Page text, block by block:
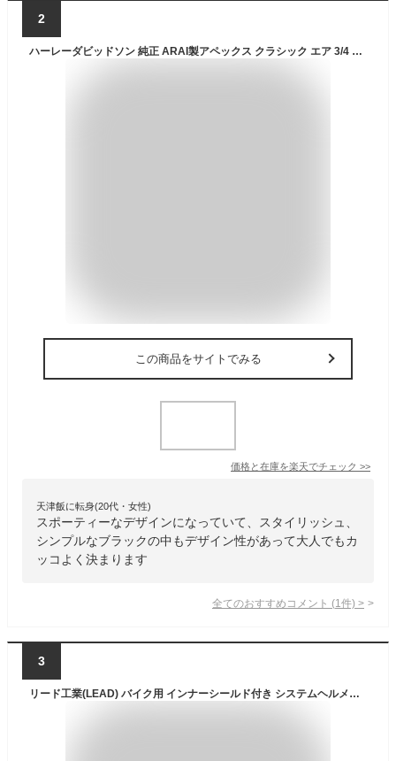
2
ハーレーダビッドソン 純正 ARAI製アペックス クラシック エア 3/4 ヘルメット 98161-22JX バイク用品 ばいく ヘルメット へるめっと 黒 ブラック 純正
この商品をサイトでみる
価格と在庫を楽天でチェック >>
天津飯に転身(20代・女性)
スポーティーなデザインになっていて、スタイリッシュ、
シンプルなブラックの中もデザイン性があって大人でもカ
ッコよく決まります
全てのおすすめコメント (1 件) >
3
リード工業(LEAD) バイク用 インナーシールド付き システムヘルメット REIZEN (レイゼン) ホワイト Mサイズ (57-58cm未満)